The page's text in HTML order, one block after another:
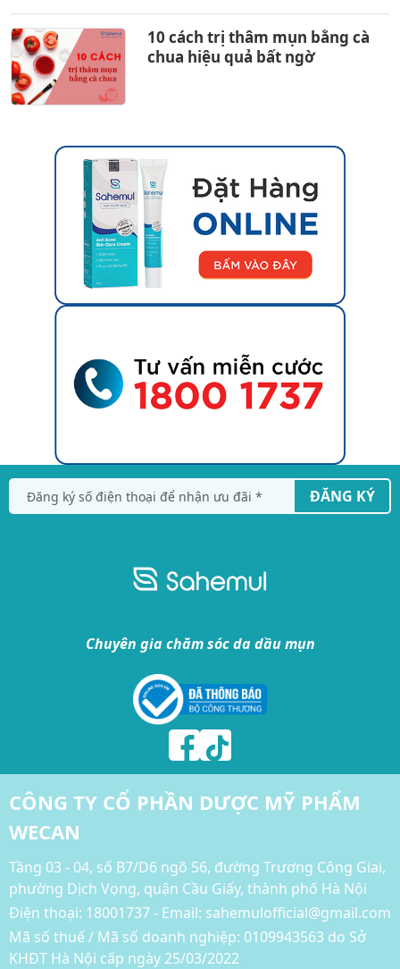
10 cách trị thâm mụn bằng cà
chua hiệu quả bất ngờ
ĐĂNG KÝ
Chuyên gia chăm sóc da dầu mụn
CÔNG TY CỔ PHẦN DƯỢC MỸ PHẨM
WECAN
Tầng 03 - 04, số B7/D6 ngõ 56, đường Trương Công Giai,
phường Dịch Vọng, quận Cầu Giấy, thành phố Hà Nội
Điện thoại: 18001737 - Email: sahemulofficial@gmail.com
Mã số thuế / Mã số doanh nghiệp: 0109943563 do Sở
KHĐT Hà Nội cấp ngày 25/03/2022